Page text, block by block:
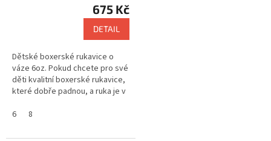
675 Kč
DETAIL
Dětské boxerské rukavice o
váze 6oz. Pokud chcete pro své
děti kvalitní boxerské rukavice,
které dobře padnou, a ruka je v
boxerské rukavice king Fighter...
6 8